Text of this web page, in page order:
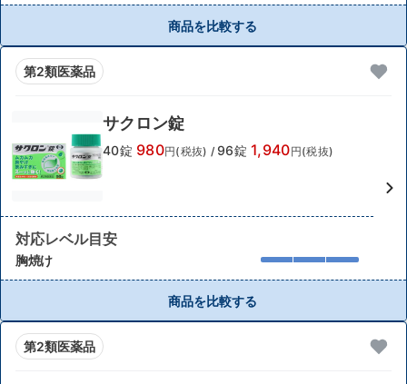
商品を比較する
第2類医薬品
サクロン錠
40錠 980円(税抜) / 96錠 1,940円(税抜)
対応レベル目安
胸焼け
商品を比較する
第2類医薬品